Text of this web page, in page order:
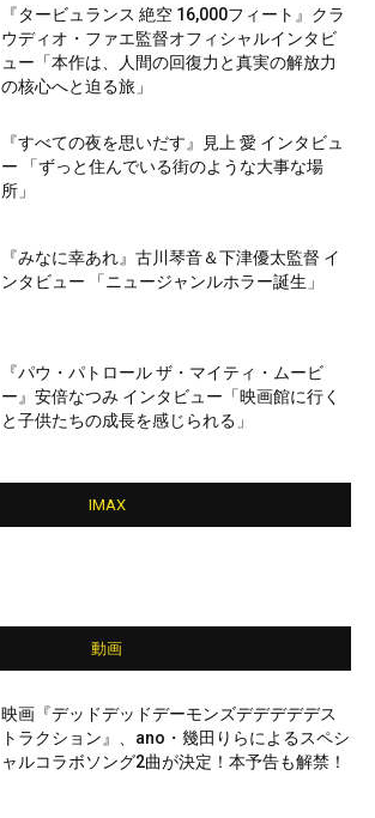
『タービュランス 絶空 16,000フィート』クラ
ウディオ・ファエ監督オフィシャルインタビ
ュー「本作は、人間の回復力と真実の解放力
の核心へと迫る旅」
『すべての夜を思いだす』見上 愛 インタビュ
ー 「ずっと住んでいる街のような大事な場
所」
『みなに幸あれ』古川琴音＆下津優太監督 イ
ンタビュー 「ニュージャンルホラー誕生」
『パウ・パトロール ザ・マイティ・ムービ
ー』安倍なつみ インタビュー「映画館に行く
と子供たちの成長を感じられる」
IMAX
動画
映画『デッドデッドデーモンズデデデデデス
トラクション』、ano・幾田りらによるスペシ
ャルコラボソング2曲が決定！本予告も解禁！